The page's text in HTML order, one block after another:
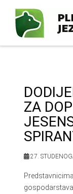
ZA
27.